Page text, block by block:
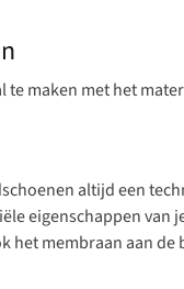
maken met het
altijd een
eigenschappen van
het membraan aan